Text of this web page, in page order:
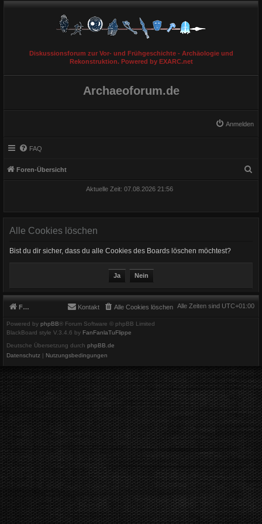
Diskussionsforum zur Vor- und Frühgeschichte - Archäologie und
Rekonstruktion. Powered by EXARC.net
Archaeoforum.de
Anmelden
FAQ
Foren-Übersicht
Aktuelle Zeit: 07.08.2026 21:56
Alle Cookies löschen
Bist du dir sicher, dass du alle Cookies des Boards löschen möchtest?
Foren-Übersicht Alle Zeiten sind UTC+01:00
Alle Cookies löschen
Kontakt
Powered by phpBB® Forum Software © phpBB Limited
BlackBoard style V.3.4.6 by FanFanlaTuFlippe
Deutsche Übersetzung durch phpBB.de
Datenschutz | Nutzungsbedingungen